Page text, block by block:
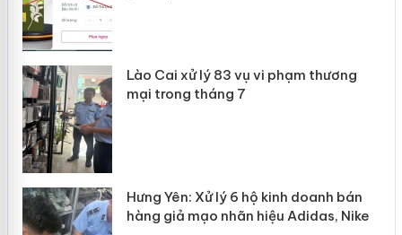
Lào Cai xử lý 83 vụ vi phạm thương
mại trong tháng 7
Hưng Yên: Xử lý 6 hộ kinh doanh bán
hàng giả mạo nhãn hiệu Adidas, Nike